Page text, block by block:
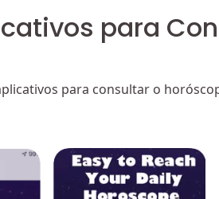
para
para consultar o